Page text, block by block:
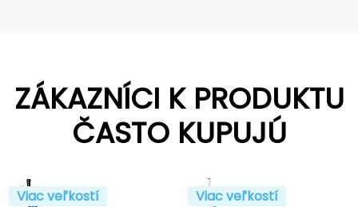
ZÁKAZNÍCI K PRODUKTU
ČASTO KUPUJÚ
Viac veľkostí Viac veľkostí